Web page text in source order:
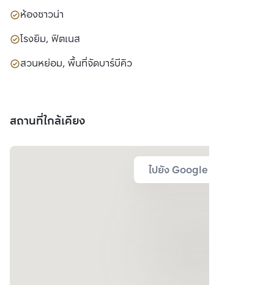
ห้องซาวน่า
โรงยิม, ฟิตเนส
สวนหย่อม, พื้นที่จัดบาร์บีคิว
สถานที่ใกล้เคียง
ไปยัง Google Map